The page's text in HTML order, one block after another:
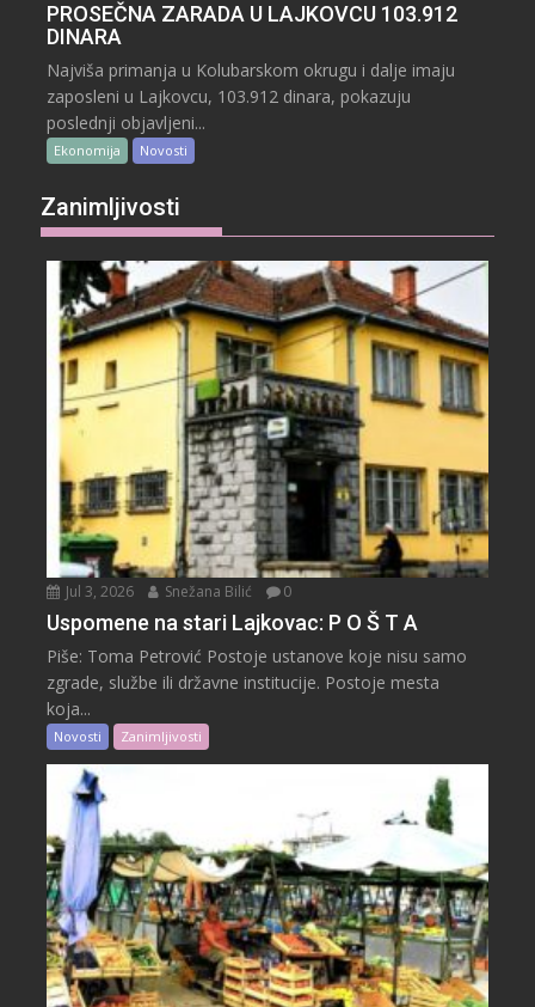
PROSEČNA ZARADA U LAJKOVCU 103.912
DINARA
Najviša primanja u Kolubarskom okrugu i dalje imaju
zaposleni u Lajkovcu, 103.912 dinara, pokazuju
poslednji objavljeni...
Ekonomija Novosti
Zanimljivosti
Jul 3, 2026 Snežana Bilić 0
Uspomene na stari Lajkovac: P O Š T A
Piše: Toma Petrović Postoje ustanove koje nisu samo
zgrade, službe ili državne institucije. Postoje mesta
koja...
Novosti Zanimljivosti